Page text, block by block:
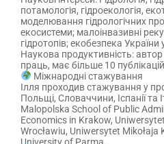
потамологія, гідроекологія,
моделювання гідрологічних
екосистеми; малоінвазивні
гідротопів; екобезпека України
Наукова продуктивність:
праць, має більше 10
Міжнародні стажування
Ілля проходив стажування у
Польщі, Словаччини, Іспанії та
Malopolska School of Public
Economics in Krakow,
Wrocławiu, Uniwersytet Mikołaja